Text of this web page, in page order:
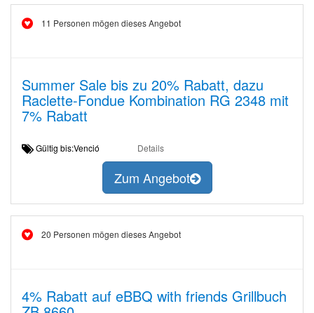
11 Personen mögen dieses Angebot
Summer Sale bis zu 20% Rabatt, dazu
Raclette-Fondue Kombination RG 2348 mit
7% Rabatt
Gültig bis:Venció Details
Zum Angebot
20 Personen mögen dieses Angebot
4% Rabatt auf eBBQ with friends Grillbuch